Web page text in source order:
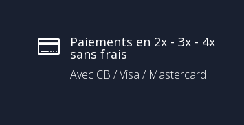
 Paiements en 2x - 3x - 4x
sans frais
Avec CB / Visa / Mastercard